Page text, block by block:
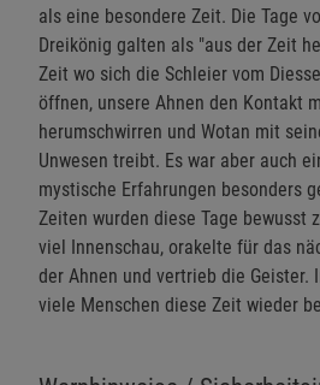
als eine besondere Zeit. Die Tage
Dreikönig galten als "aus der Zeit
Zeit wo sich die Schleier vom
öffnen, unsere Ahnen den Kontakt
herumschwirren und Wotan mit
Unwesen treibt. Es war aber auch
mystische Erfahrungen besonders
Zeiten wurden diese Tage bewusst
viel Innenschau, orakelte für das
der Ahnen und vertrieb die Geister.
viele Menschen diese Zeit wieder